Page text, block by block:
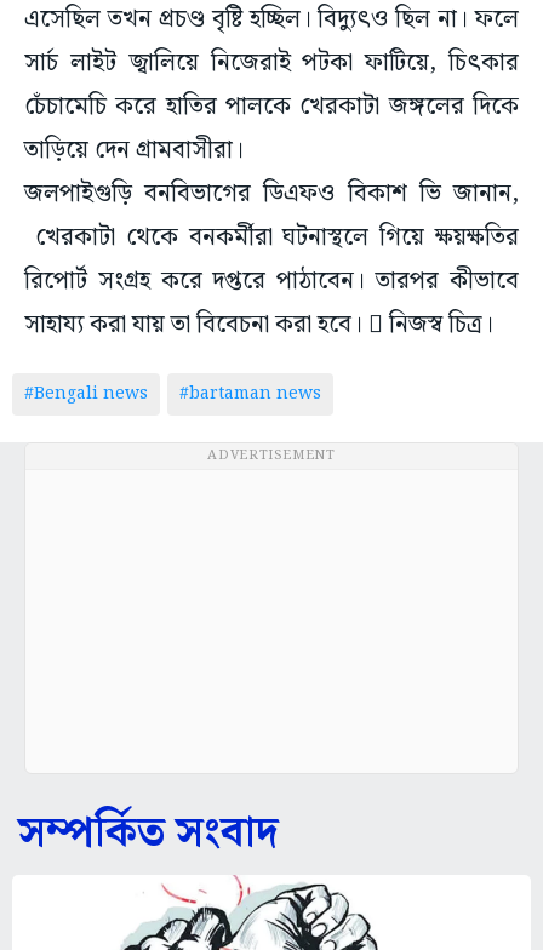
এসেছিল তখন প্রচণ্ড বৃষ্টি হচ্ছিল। বিদ্যুৎও ছিল না। ফলে
সার্চ লাইট জ্বালিয়ে নিজেরাই পটকা ফাটিয়ে, চিৎকার
চেঁচামেচি করে হাতির পালকে খেরকাটা জঙ্গলের দিকে
তাড়িয়ে দেন গ্রামবাসীরা।
জলপাইগুড়ি বনবিভাগের ডিএফও বিকাশ ভি জানান,
খেরকাটা থেকে বনকর্মীরা ঘটনাস্থলে গিয়ে ক্ষয়ক্ষতির
রিপোর্ট সংগ্রহ করে দপ্তরে পাঠাবেন। তারপর কীভাবে
সাহায্য করা যায় তা বিবেচনা করা হবে।  নিজস্ব চিত্র।
#Bengali news #bartaman news
ADVERTISEMENT
সম্পর্কিত সংবাদ